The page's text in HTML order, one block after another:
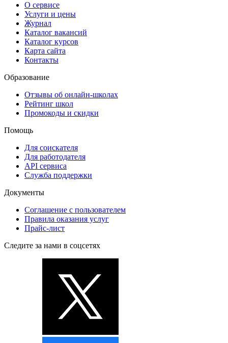
О сервисе
Услуги и цены
Журнал
Каталог вакансий
Каталог курсов
Карта сайта
Контакты
Образование
Отзывы об онлайн-школах
Рейтинг школ
Промокоды и скидки
Помощь
Для соискателя
Для работодателя
API сервиса
Служба поддержки
Документы
Соглашение с пользователем
Правила оказания услуг
Прайс-лист
Следите за нами в соцсетях